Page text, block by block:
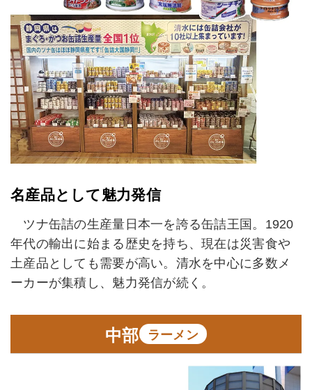
名産品として魅力発信
ツナ缶詰の生産量日本一を誇る缶詰王国。1920
年代の輸出に始まる歴史を持ち、現在は災害食や
土産品としても需要が高い。清水を中心に多数メ
ーカーが集積し、魅力発信が続く。
中部 ラーメン